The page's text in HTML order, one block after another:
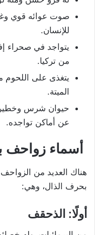
صوت عوائه قوي
للإنسان.
يتواجد في صحراء
من تركيا.
يتغذى على اللحوم
الميتة.
حيوان شرس وخطير
عن أماكن تواجده.
أسماء زواحف
هناك العديد من
بحرف الذال، وهي:
أولًا: الذحقف